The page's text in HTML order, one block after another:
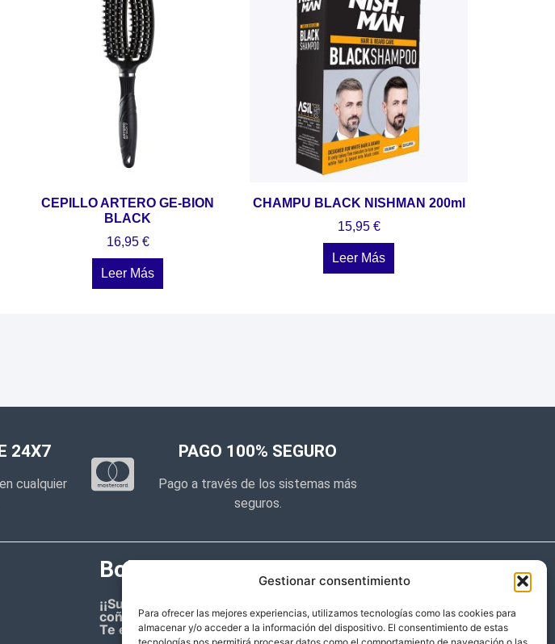
Gestionar consentimiento
Para ofrecer las mejores experiencias, utilizamos tecnologías como las cookies para
almacenar y/o acceder a la información del dispositivo. El consentimiento de estas
CEPILLO ARTERO GE-BION
BLACK
16,95 €
Leer Más
CHAMPU BLACK NISHMAN 200ml
15,95 €
Leer Más
24X7
cualquier
PAGO 100% SEGURO
Pago a través de los sistemas más
seguros.
Boletín de noticias
¡¡Suscríbete y prometemos no dar mucho el
coñazo.!!
Te enviaremos sólo cosas importantes.